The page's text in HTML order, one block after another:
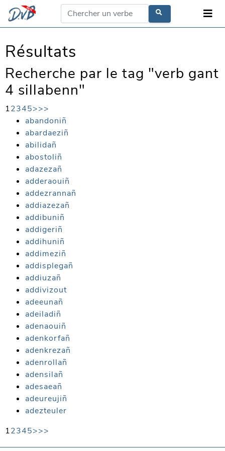
Résultats
Recherche par le tag "verb gant
4 sillabenn"
12345>>>
abandoniñ
abardaeziñ
abilidañ
abostoliñ
adazezañ
adderaouiñ
addezrannañ
addiazezañ
addibuniñ
addigeriñ
addihuniñ
addimeziñ
addisplegañ
addiuzañ
addivizout
adeeunañ
adeiladiñ
adenaouiñ
adenkorfañ
adenkrezañ
adenrollañ
adensilañ
adesaeañ
adeureujiñ
adezteuler
12345>>>